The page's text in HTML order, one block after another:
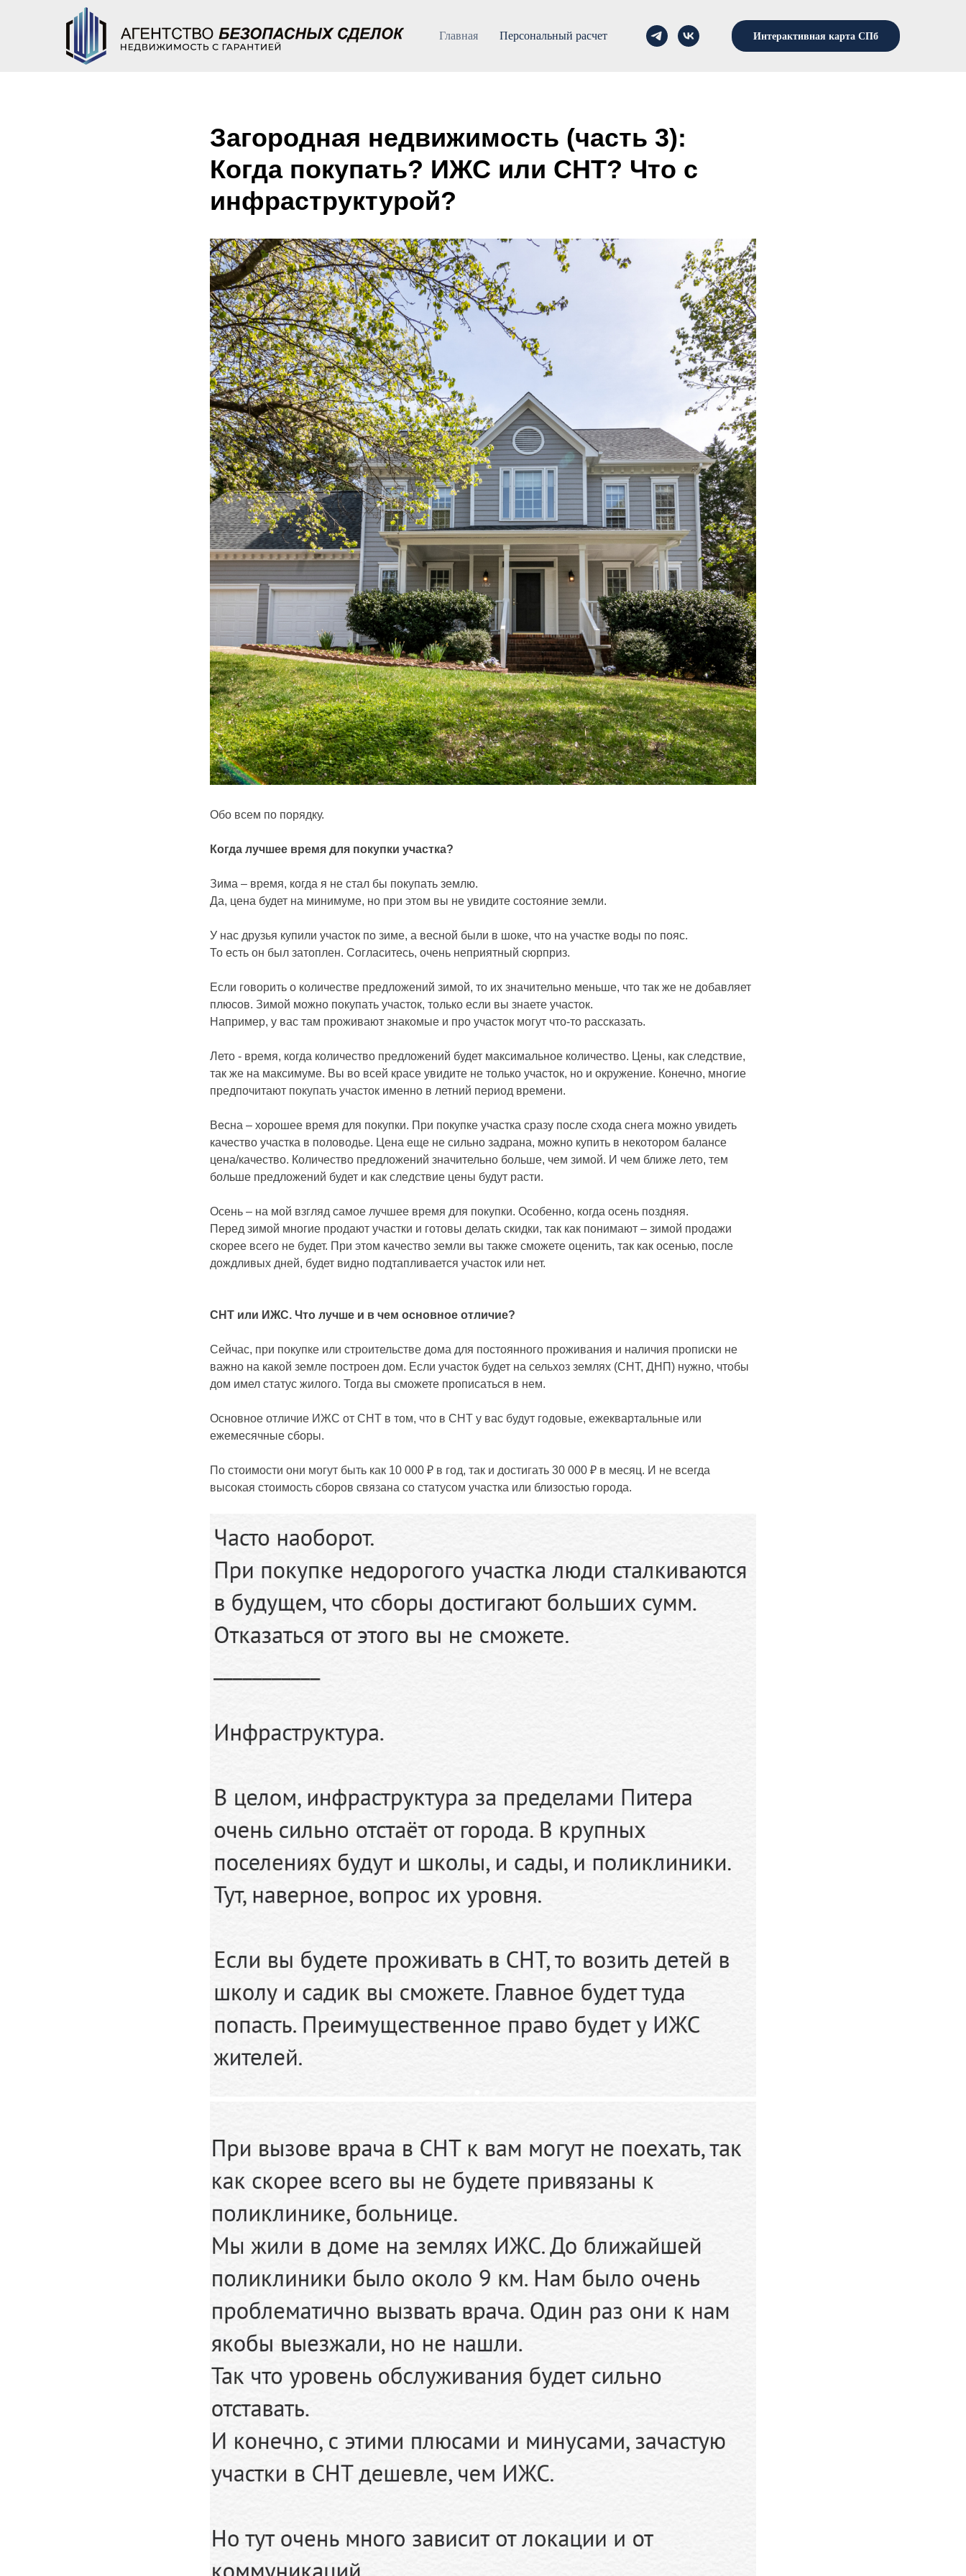
Главная Персональный расчет Интерактивная карта СПб
Загородная недвижимость (часть 3):
Когда покупать? ИЖС или СНТ? Что с
инфраструктурой?
Обо всем по порядку.
Когда лучшее время для покупки участка?
Зима – время, когда я не стал бы покупать землю.
Да, цена будет на минимуме, но при этом вы не увидите состояние земли.
У нас друзья купили участок по зиме, а весной были в шоке, что на участке воды по пояс.
То есть он был затоплен. Согласитесь, очень неприятный сюрприз.
Если говорить о количестве предложений зимой, то их значительно меньше, что так же не добавляет
плюсов. Зимой можно покупать участок, только если вы знаете участок.
Например, у вас там проживают знакомые и про участок могут что-то рассказать.
Лето - время, когда количество предложений будет максимальное количество. Цены, как следствие,
так же на максимуме. Вы во всей красе увидите не только участок, но и окружение. Конечно, многие
предпочитают покупать участок именно в летний период времени.
Весна – хорошее время для покупки. При покупке участка сразу после схода снега можно увидеть
качество участка в половодье. Цена еще не сильно задрана, можно купить в некотором балансе
цена/качество. Количество предложений значительно больше, чем зимой. И чем ближе лето, тем
больше предложений будет и как следствие цены будут расти.
Осень – на мой взгляд самое лучшее время для покупки. Особенно, когда осень поздняя.
Перед зимой многие продают участки и готовы делать скидки, так как понимают – зимой продажи
скорее всего не будет. При этом качество земли вы также сможете оценить, так как осенью, после
дождливых дней, будет видно подтапливается участок или нет.
СНТ или ИЖС. Что лучше и в чем основное отличие?
Сейчас, при покупке или строительстве дома для постоянного проживания и наличия прописки не
важно на какой земле построен дом. Если участок будет на сельхоз землях (СНТ, ДНП) нужно, чтобы
дом имел статус жилого. Тогда вы сможете прописаться в нем.
Основное отличие ИЖС от СНТ в том, что в СНТ у вас будут годовые, ежеквартальные или
ежемесячные сборы.
По стоимости они могут быть как 10 000 ₽ в год, так и достигать 30 000 ₽ в месяц. И не всегда
высокая стоимость сборов связана со статусом участка или близостью города.